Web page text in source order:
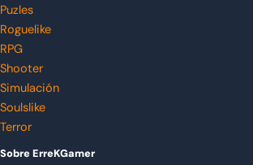
Puzles
Roguelike
RPG
Shooter
Simulación
Soulslike
Terror
Sobre ErreKGamer